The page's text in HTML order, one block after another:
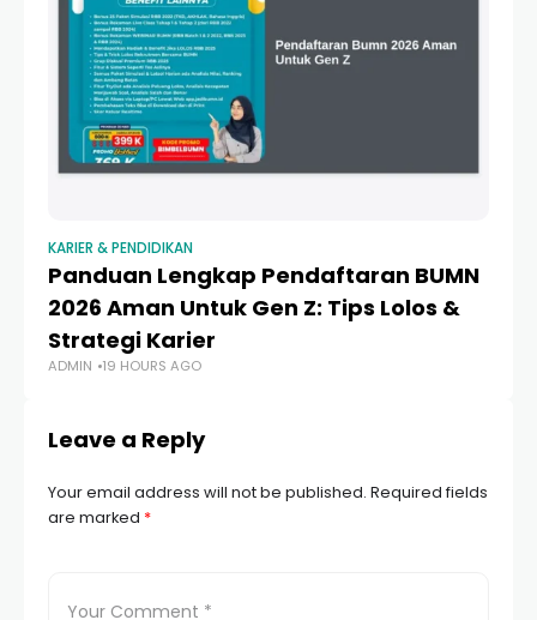
KARIER & PENDIDIKAN
Panduan Lengkap Pendaftaran BUMN
2026 Aman Untuk Gen Z: Tips Lolos &
Strategi Karier
ADMIN 19 HOURS AGO
Leave a Reply
Your email address will not be published. Required fields
are marked *